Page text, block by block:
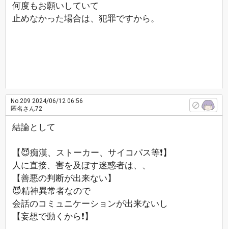
何度もお願いしていて
止めなかった場合は、犯罪ですから。
No.209 2024/06/12 06:56
匿名さん72
結論として
【😈痴漢、ストーカー、サイコパス等❗】
人に直接、害を及ぼす迷惑者は、、
【善悪の判断が出来ない】
😈精神異常者なので
会話のコミュニケーションが出来ないし
【妄想で動くから❗】